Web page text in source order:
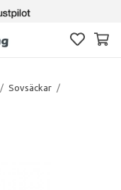
/ Sovsäckar /